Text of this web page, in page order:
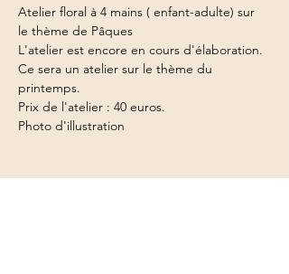
Atelier floral à 4 mains ( enfant-adulte) sur
le thème de Pâques
L'atelier est encore en cours d'élaboration.
Ce sera un atelier sur le thème du
printemps.
Prix de l'atelier : 40 euros.
Photo d'illustration